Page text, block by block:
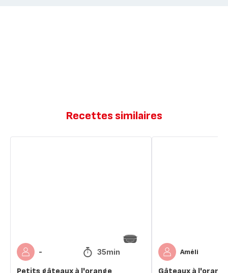
Recettes similaires
- 35min Améli